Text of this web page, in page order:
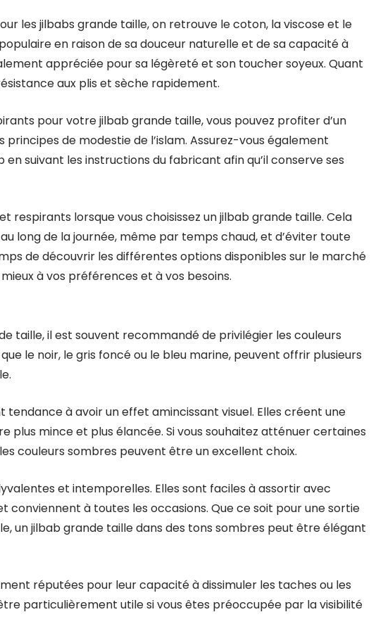
les jilbabs grande taille, on retrouve le coton, la viscose et le
en raison de sa douceur naturelle et de sa capacité à
appréciée pour sa légèreté et son toucher soyeux. Quant
aux plis et sèche rapidement.
pour votre jilbab grande taille, vous pouvez profiter d’un
de modestie de l’islam. Assurez-vous également
suivant les instructions du fabricant afin qu’il conserve ses
respirants lorsque vous choisissez un jilbab grande taille. Cela
long de la journée, même par temps chaud, et d’éviter toute
de découvrir les différentes options disponibles sur le marché
à vos préférences et à vos besoins.
taille, il est souvent recommandé de privilégier les couleurs
le noir, le gris foncé ou le bleu marine, peuvent offrir plusieurs
tendance à avoir un effet amincissant visuel. Elles créent une
plus mince et plus élancée. Si vous souhaitez atténuer certaines
couleurs sombres peuvent être un excellent choix.
et intemporelles. Elles sont faciles à assortir avec
conviennent à toutes les occasions. Que ce soit pour une sortie
un jilbab grande taille dans des tons sombres peut être élégant
réputées pour leur capacité à dissimuler les taches ou les
particulièrement utile si vous êtes préoccupée par la visibilité